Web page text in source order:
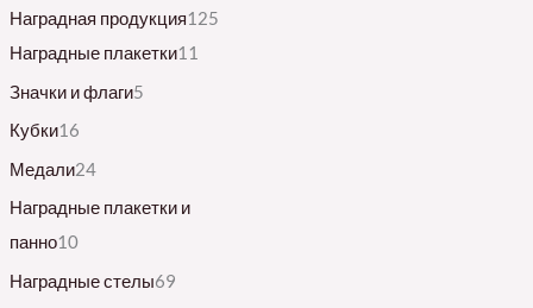
Наградная продукция125
Наградные плакетки11
Значки и флаги5
Кубки16
Медали24
Наградные плакетки и
панно10
Наградные стелы69